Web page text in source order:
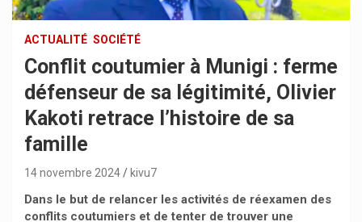
ACTUALITÉ SOCIÉTÉ
Conflit coutumier à Munigi : ferme
défenseur de sa légitimité, Olivier
Kakoti retrace l’histoire de sa
famille
14 novembre 2024 kivu7
Dans le but de relancer les activités de réexamen des
conflits coutumiers et de tenter de trouver une